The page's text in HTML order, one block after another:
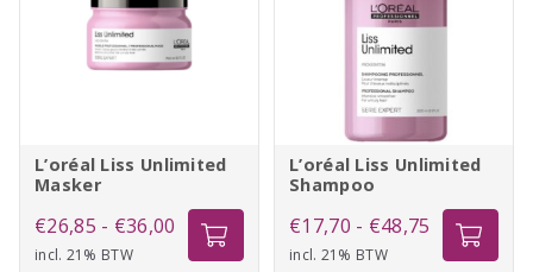
L’oréal Liss Unlimited
Masker
€26,85 - €36,00 Prijsklasse:
€26,85
incl. 21% BTW
L’oréal Liss Unlimited
Shampoo
€17,70 - €48,75 Prijsklasse:
€17,70
incl. 21% BTW